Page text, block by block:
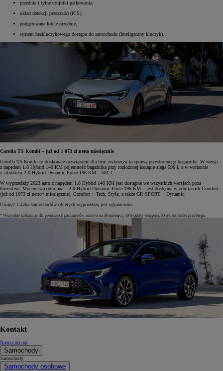
przednie i tylne czujniki parkowania,
układ detekcji przeszkód (ICS),
podgrzewane fotele przednie,
system bezkluczykowego dostępu do samochodu (Inteligentny kluczyk).
Corolla TS Kombi – już od 1 073 zł netto miesięcznie
Corolla TS Kombi to doskonałe rozwiązanie dla firm zwłaszcza za sprawą przestronnego bagażnika. W wersji
z napędem 1.8 Hybrid 140 KM pojemność bagażnika przy rozłożonej kanapie sięga 596 l, a w wariancie
z silnikiem 2.0 Hybrid Dynamic Force 196 KM – 581 l.
W wyprzedaży 2023 auto z napędem 1.8 Hybrid 140 KM jest dostępne we wszystkich wersjach poza
Executive. Mocniejsza odmiana – 2.0 Hybrid Dynamic Force 196 KM – jest dostępna w odmianach Comfort
(już od 1073 zł netto* miesięcznie), Comfort + Tech, Style, a także GR SPORT + Dynamic.
Uwaga! Liczba samochodów objętych wyprzedażą jest ograniczona.
* Wszystkie kalkulacje dla poniższych parametrów: umowa na 36 miesięcy, 10% opłaty wstępnej, 60 tys. km limitu przebiegu.
Kontakt
Napisz do nas
Samochody
Samochody
Samochody osobowe